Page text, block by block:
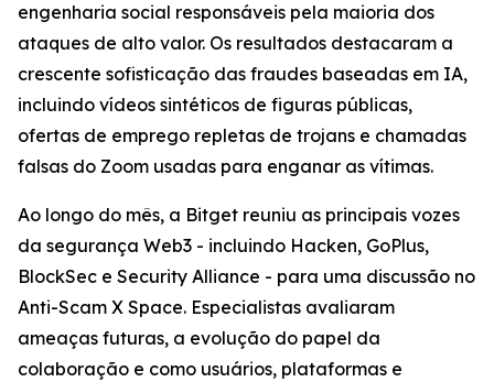
engenharia social responsáveis pela maioria dos
ataques de alto valor. Os resultados destacaram a
crescente sofisticação das fraudes baseadas em IA,
incluindo vídeos sintéticos de figuras públicas,
ofertas de emprego repletas de trojans e chamadas
falsas do Zoom usadas para enganar as vítimas.
Ao longo do mês, a Bitget reuniu as principais vozes
da segurança Web3 - incluindo Hacken, GoPlus,
BlockSec e Security Alliance - para uma discussão no
Anti-Scam X Space. Especialistas avaliaram
ameaças futuras, a evolução do papel da
colaboração e como usuários, plataformas e